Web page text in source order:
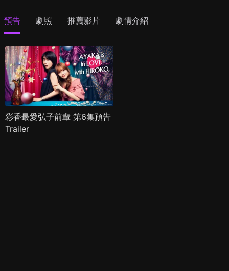
預告 劇照 推薦影片 劇情介紹
彩香最愛弘子前輩 第6集預告
Trailer